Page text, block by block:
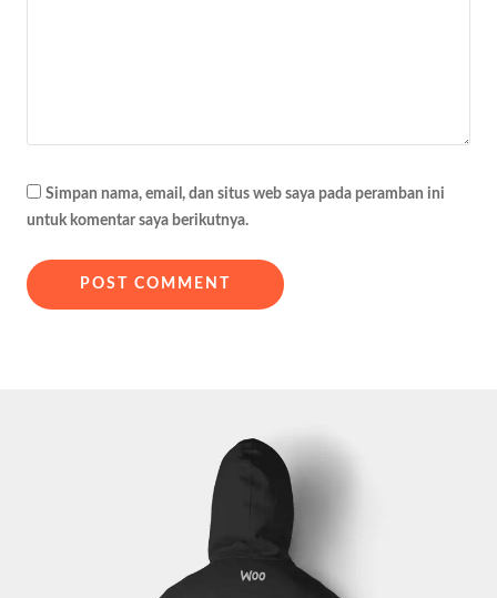
Simpan nama, email, dan situs web saya pada peramban ini
untuk komentar saya berikutnya.